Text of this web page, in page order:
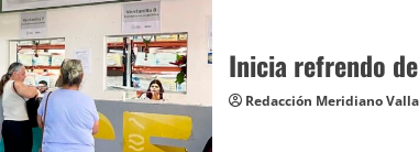
Inicia refrendo
Redacción Meridiano